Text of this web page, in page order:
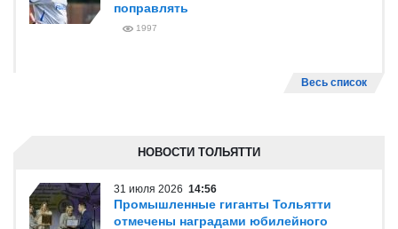
поправлять
1997
Весь список
НОВОСТИ ТОЛЬЯТТИ
31 июля 2026 14:56
Промышленные гиганты Тольятти
отмечены наградами юбилейного